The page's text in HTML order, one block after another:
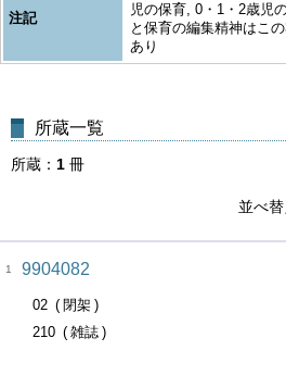
注記
児の保育, 0・1・2歳児
と保育の編集精神はこ
あり
所蔵一覧
所蔵 1 冊
並べ
1 9904082
02
閉架
210
雑誌